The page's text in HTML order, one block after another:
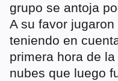
grupo se antoja
A su favor
teniendo en
primera hora de
nubes que luego